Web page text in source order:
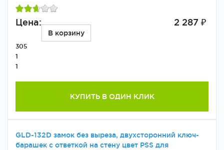
Цена: 2 287 ₽
В корзину
305
1
1
КУПИТЬ В ОДИН КЛИК
GLD-132D замок без выреза, двухсторонний ключ-
барашек с ответкой на стену цвет PSS для